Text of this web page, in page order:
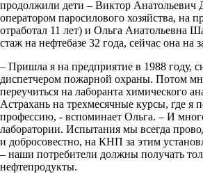
продолжили дети – Виктор Анатольевич
оператором паросилового хозяйства, на
отработал 11 лет) и Ольга Анатольевна
стаж на нефтебазе 32 года, сейчас она на
– Пришла я на предприятие в 1988 году,
диспетчером пожарной охраны. Потом
переучиться на лаборанта химического
Астрахань на трехмесячные курсы, где я
профессию, - вспоминает Ольга. – И
лаборатории. Испытания мы всегда
и добросовестно, на КНП за этим
– наши потребители должны получать
нефтепродукты.